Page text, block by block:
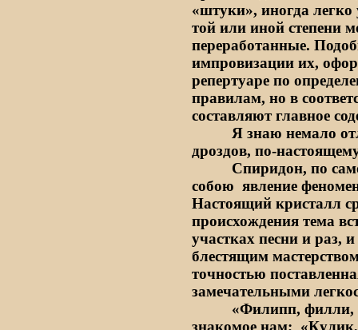
«штуки», иногда легко
той или иной степени
переработанные.
импровизации их,
репертуаре по
правилам, но в
составляют главное
Я знаю немало
дроздов, по-
Спиридон, по
собою явление
Настоящий кристалл
происхождения тема
участках песни и раз,
блестящим
точностью
замечательными
«Филипп, филли,
знакомое нам;